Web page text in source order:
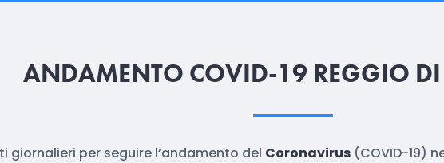
ANDAMENTO COVID-19 REGGIO
giornalieri per seguire l’andamento del Coronavirus(COVID-19)